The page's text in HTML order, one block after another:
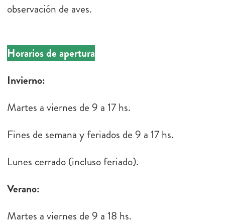
observación de aves.
Horarios de apertura
Invierno:
Martes a viernes de 9 a 17 hs.
Fines de semana y feriados de 9 a 17 hs.
Lunes cerrado (incluso feriado).
Verano:
Martes a viernes de 9 a 18 hs.